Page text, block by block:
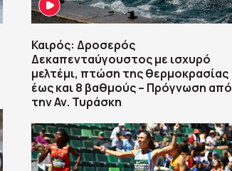
Καιρός: Δροσερός
Δεκαπενταύγουστος με ισχυρό
μελτέμι, πτώση της θερμοκρασίας
έως και 8 βαθμούς – Πρόγνωση από
την Αν. Τυράσκη